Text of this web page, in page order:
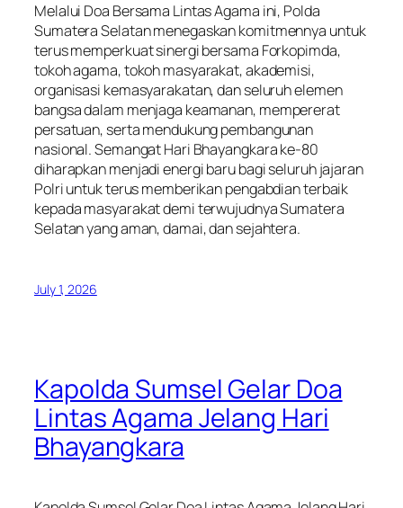
Melalui Doa Bersama Lintas Agama ini, Polda
Sumatera Selatan menegaskan komitmennya untuk
terus memperkuat sinergi bersama Forkopimda,
tokoh agama, tokoh masyarakat, akademisi,
organisasi kemasyarakatan, dan seluruh elemen
bangsa dalam menjaga keamanan, mempererat
persatuan, serta mendukung pembangunan
nasional. Semangat Hari Bhayangkara ke-80
diharapkan menjadi energi baru bagi seluruh jajaran
Polri untuk terus memberikan pengabdian terbaik
kepada masyarakat demi terwujudnya Sumatera
Selatan yang aman, damai, dan sejahtera.
July 1, 2026
Kapolda Sumsel Gelar Doa
Lintas Agama Jelang Hari
Bhayangkara